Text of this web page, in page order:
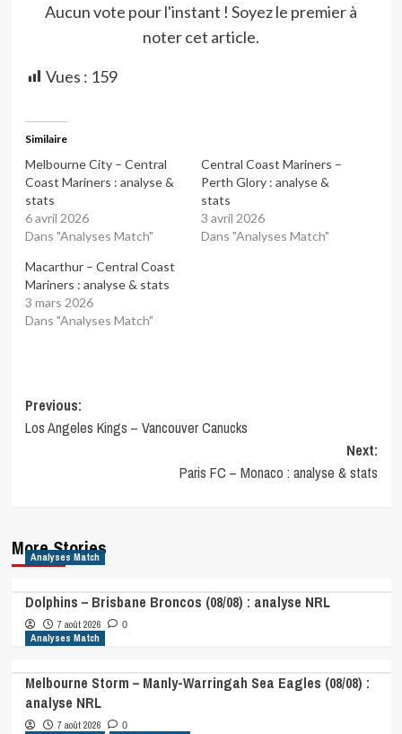
Aucun vote pour l'instant ! Soyez le premier à
noter cet article.
Vues : 159
Similaire
Melbourne City – Central
Coast Mariners : analyse &
stats
6 avril 2026
Dans "Analyses Match"
Central Coast Mariners –
Perth Glory : analyse &
stats
3 avril 2026
Dans "Analyses Match"
Macarthur – Central Coast
Mariners : analyse & stats
3 mars 2026
Dans "Analyses Match"
Post
navigation
Previous:
Los Angeles Kings – Vancouver Canucks
Next:
Paris FC – Monaco : analyse & stats
More Stories
Analyses Match
Dolphins – Brisbane Broncos (08/08) : analyse NRL
7 août 2026 0
Analyses Match
Melbourne Storm – Manly-Warringah Sea Eagles (08/08) :
analyse NRL
7 août 2026 0